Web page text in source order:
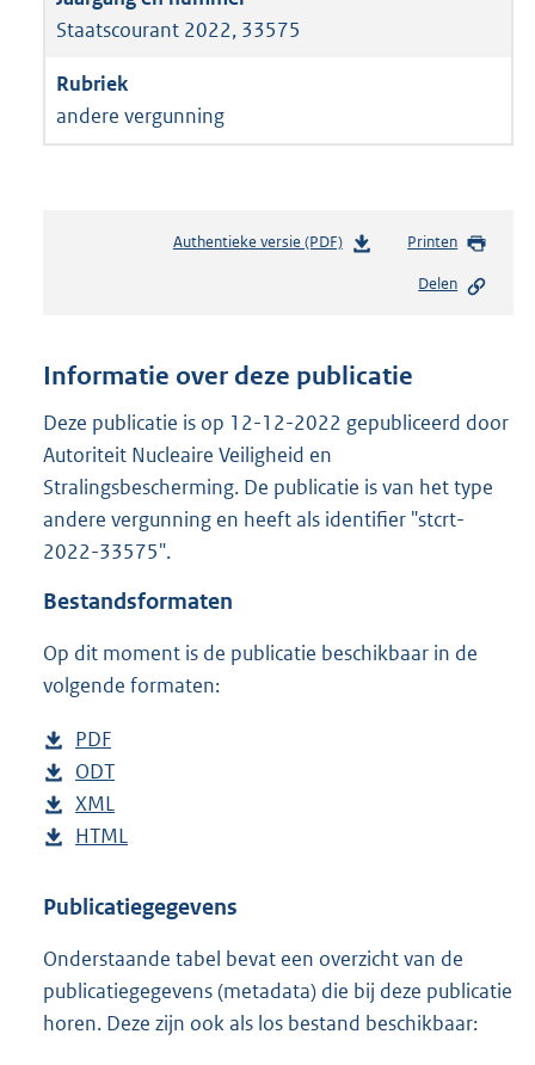
Staatscourant 2022, 33575
andere vergunning
Authentieke versie (PDF)b
n
s
o
o
Printen
Delen
Informatie over deze publicatie
Deze publicatie is op 12-12-2022 gepubliceerd door
Autoriteit Nucleaire Veiligheid en
Stralingsbescherming. De publicatie is van het type
andere vergunning en heeft als identifier "stcrt-
2022-33575".
Bestandsformaten
Op dit moment is de publicatie beschikbaar in de
volgende formaten:
D
o
w
n
o
d
p
u
PDF
e
s
t
n
s
g
r
D
o
w
l
a
d
p
ODT
s
a
d
s
g
D
o
n
o
a
d
XML
e
t
n
d
s
D
w
l
o
a
HTML
s
a
n
d
Publicatiegegevens
Onderstaande tabel bevat een overzicht van de
publicatiegegevens (metadata) die bij deze publicatie
horen. Deze zijn ook als los bestand beschikbaar: